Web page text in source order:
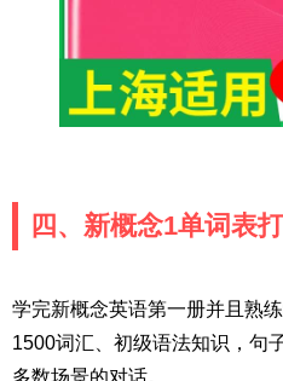
四、新概念1单词表
学完新概念英语第一册并且熟
1500词汇、初级语法知识，句
多数场景的对话。